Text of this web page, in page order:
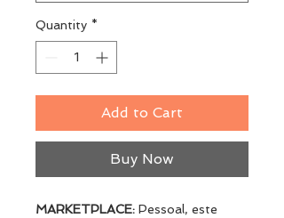
Quantity *
Add to Cart
Buy Now
MARKETPLACE: Pessoal, este